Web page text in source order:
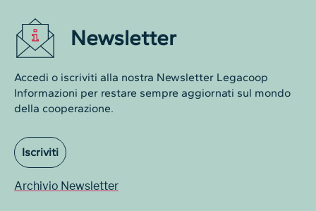
Newsletter
Accedi o iscriviti alla nostra Newsletter Legacoop
Informazioni per restare sempre aggiornati sul mondo
della cooperazione.
Iscriviti
Archivio Newsletter